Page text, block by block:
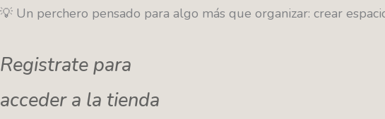
💡 Un perchero pensado para algo más que organizar: crear
Registrate para
acceder a la tienda